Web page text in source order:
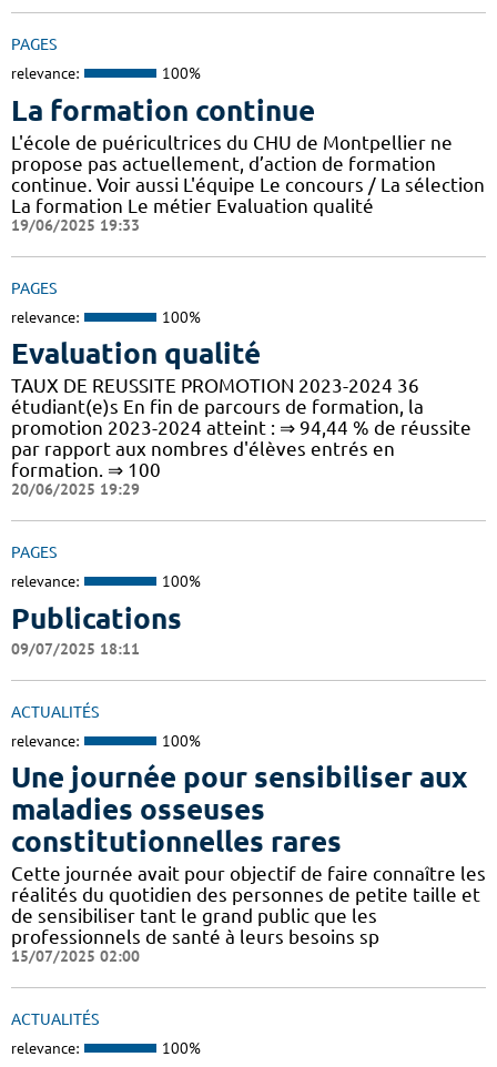
PAGES
relevance: 100%
La formation continue
L'école de puéricultrices du CHU de Montpellier ne
propose pas actuellement, d’action de formation
continue. Voir aussi L'équipe Le concours / La sélection
La formation Le métier Evaluation qualité
19/06/2025 19:33
PAGES
relevance: 100%
Evaluation qualité
TAUX DE REUSSITE PROMOTION 2023-2024 36
étudiant(e)s En fin de parcours de formation, la
promotion 2023-2024 atteint : ⇒ 94,44 % de réussite
par rapport aux nombres d'élèves entrés en
formation. ⇒ 100
20/06/2025 19:29
PAGES
relevance: 100%
Publications
09/07/2025 18:11
ACTUALITÉS
relevance: 100%
Une journée pour sensibiliser aux
maladies osseuses
constitutionnelles rares
Cette journée avait pour objectif de faire connaître les
réalités du quotidien des personnes de petite taille et
de sensibiliser tant le grand public que les
professionnels de santé à leurs besoins sp
15/07/2025 02:00
ACTUALITÉS
relevance: 100%